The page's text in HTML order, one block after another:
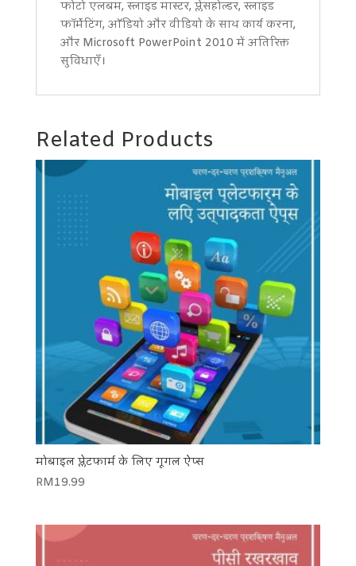
फोटो एलबम, स्लाइड मास्टर, प्लेसहोल्डर, स्लाइड
फॉर्मेटिंग, ऑडियो और वीडियो के साथ कार्य करना,
और Microsoft PowerPoint 2010 में अतिरिक्त
सुविधाएँ।
Related Products
मोबाइल प्लेटफार्म के लिए गूगल ऐप्स
RM19.99